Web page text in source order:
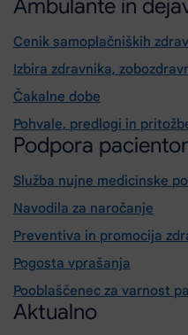
Ambulante in
Cenik samoplačniških
Izbira zdravnika,
Čakalne dobe
Pohvale, predlogi in
Podpora
Služba nujne medicinske
Navodila za naročanje
Preventiva in promocija
Pogosta vprašanja
Pooblaščenec za varnost
Aktualno